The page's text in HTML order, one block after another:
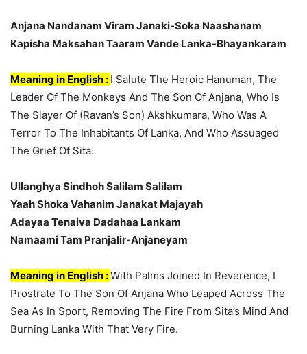
Anjana Nandanam Viram Janaki-Soka Naashanam
Kapisha Maksahan Taaram Vande Lanka-Bhayankaram
Meaning in English : I Salute The Heroic Hanuman, The
Leader Of The Monkeys And The Son Of Anjana, Who Is
The Slayer Of (Ravan’s Son) Akshkumara, Who Was A
Terror To The Inhabitants Of Lanka, And Who Assuaged
The Grief Of Sita.
Ullanghya Sindhoh Salilam Salilam
Yaah Shoka Vahanim Janakat Majayah
Adayaa Tenaiva Dadahaa Lankam
Namaami Tam Pranjalir-Anjaneyam
Meaning in English :With Palms Joined In Reverence, I
Prostrate To The Son Of Anjana Who Leaped Across The
Sea As In Sport, Removing The Fire From Sita’s Mind And
Burning Lanka With That Very Fire.